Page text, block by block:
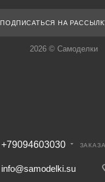
ПОДПИСАТЬСЯ НА
2026 © Самоделки
+79094603030
info@samodelki.su